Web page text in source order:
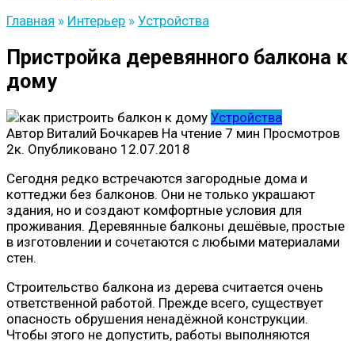
Главная » Интерьер » Устройства
Пристройка деревянного балкона к
дому
Устройства
Автор Виталий Бочкарев На чтение 7 мин Просмотров
2к. Опубликовано 12.07.2018
Сегодня редко встречаются загородные дома и
коттеджи без балконов. Они не только украшают
здания, но и создают комфортные условия для
проживания. Деревянные балконы дешёвые, простые
в изготовлении и сочетаются с любыми материалами
стен.
Строительство балкона из дерева считается очень
ответственной работой. Прежде всего, существует
опасность обрушения ненадёжной конструкции.
Чтобы этого не допустить, работы выполняются